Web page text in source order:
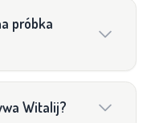
próbka
Witalij?